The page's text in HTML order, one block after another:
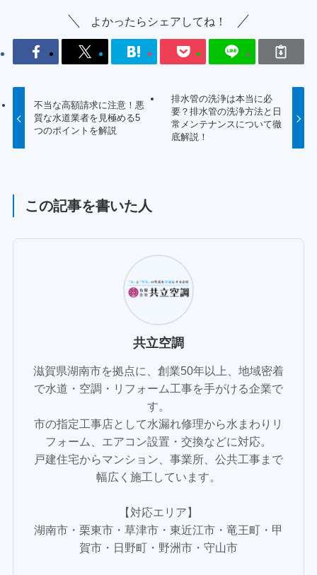
よかったらシェアしてね！
不当な高額請求に注意！悪
質な水道業者を見極める5
つのポイントを解説
排水管の洗浄は本当に必
要？排水管の洗浄方法と日
常メンテナンスについて徹
底解説！
この記事を書いた人
共立空調
滋賀県湖南市を拠点に、創業50年以上、地域密着
で水道・空調・リフォーム工事を手がける企業で
す。
市の指定工事店として水漏れ修理から水まわりリ
フォーム、エアコン設置・交換などに対応。
戸建住宅からマンション、事業所、公共工事まで
幅広く施工しています。
【対応エリア】
湖南市・栗東市・草津市・東近江市・竜王町・甲
賀市・日野町・野洲市・守山市